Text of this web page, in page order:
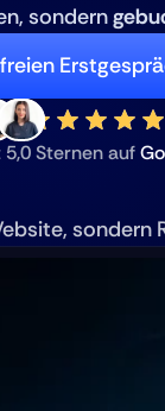
sondern
Sternen auf
sondern